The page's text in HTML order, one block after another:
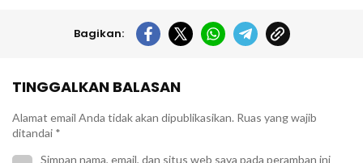
Bagikan:
TINGGALKAN BALASAN
Alamat email Anda tidak akan dipublikasikan. Ruas yang wajib
ditandai *
Simpan nama, email, dan situs web saya pada peramban ini